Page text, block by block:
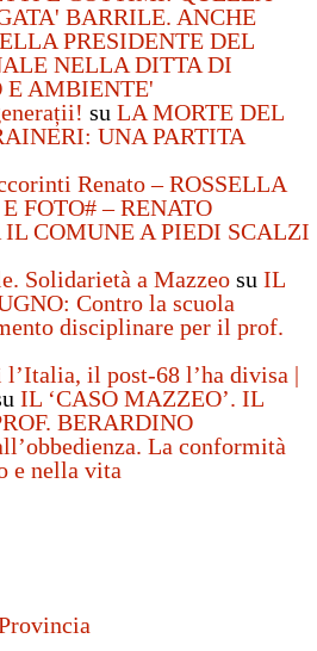
BARRILE. ANCHE
PRESIDENTE DEL
NELLA DITTA DI
E AMBIENTE'
su LA MORTE DEL
UNA PARTITA
Renato – ROSSELLA
FOTO# – RENATO
COMUNE A PIEDI SCALZI
Solidarietà a Mazzeo su IL
Contro la scuola
disciplinare per il prof.
il post-68 l’ha divisa |
IL ‘CASO MAZZEO’. IL
BERARDINO
La conformità
e nella vita